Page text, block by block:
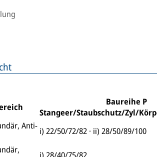
Baureihe P
Stangeer/Staubschutz/Zyl/
Anti- i) 22/50/72/82 · ii) 28/50/89/100